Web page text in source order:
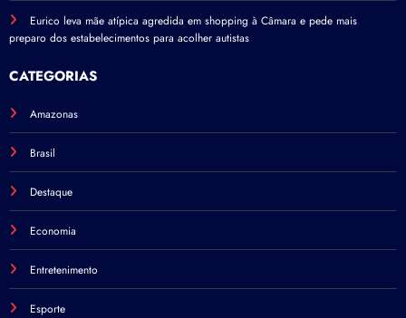
Eurico leva mãe atípica agredida em shopping à Câmara e pede mais
preparo dos estabelecimentos para acolher autistas
CATEGORIAS
Amazonas
Brasil
Destaque
Economia
Entretenimento
Esporte